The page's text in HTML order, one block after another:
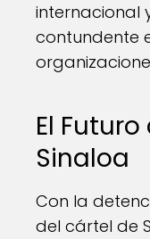
internacional
contundente
El
Sinaloa
Con la
del cártel de